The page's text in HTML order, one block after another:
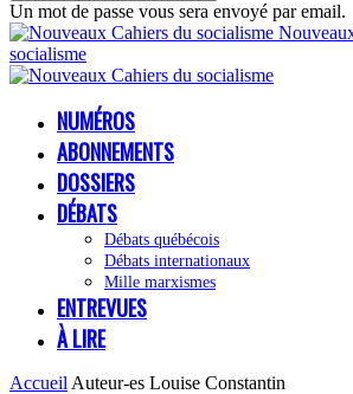
Un mot de passe vous sera envoyé par email.
socialisme
NUMÉROS
ABONNEMENTS
DOSSIERS
DÉBATS
Débats québécois
Débats internationaux
Mille marxismes
ENTREVUES
À LIRE
Accueil Auteur-es Louise Constantin